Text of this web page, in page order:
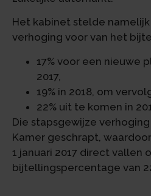
Het kabinet stelde
verhoging voor van het
17% voor een nieuwe
2017,
19% in 2018, om
22% uit te komen in
Die stapsgewijze
Kamer geschrapt,
1 januari 2017 direct vallen
bijtellingspercentage van